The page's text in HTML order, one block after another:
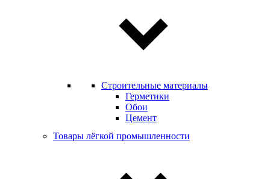
Строительные материалы
Герметики
Обои
Цемент
Товары лёгкой промышленности